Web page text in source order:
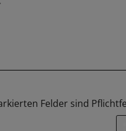
Felder sind